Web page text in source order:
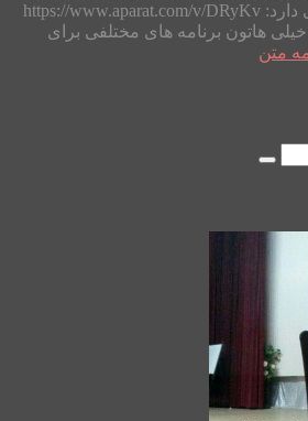
که امکانات آموزشی کمی دارد: https://www.aparat.com/v/DRyKv
هاتون برنامه های مختلفی برای
متن